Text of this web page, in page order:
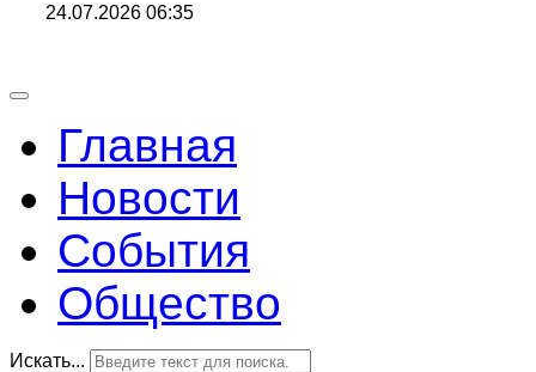
24.07.2026 06:35
Главная
Новости
События
Общество
Искать...